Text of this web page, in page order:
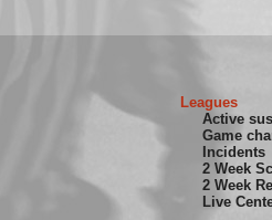
Leagues
Active
Game
Incidents
2 Week
2 Week
Live